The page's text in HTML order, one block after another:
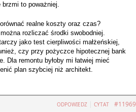
to poważniej.
realne koszty oraz czas?
rozliczać środki swobodniej.
jako test cierpliwości małżeńskiej,
czy przy pożyczce hipotecznej bank
Dla remontu byłoby mi łatwiej mieć
plan szybciej niż architekt.
#11969
ODPOWIEDZ CYTAT